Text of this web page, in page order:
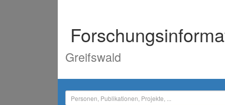
Greifswald